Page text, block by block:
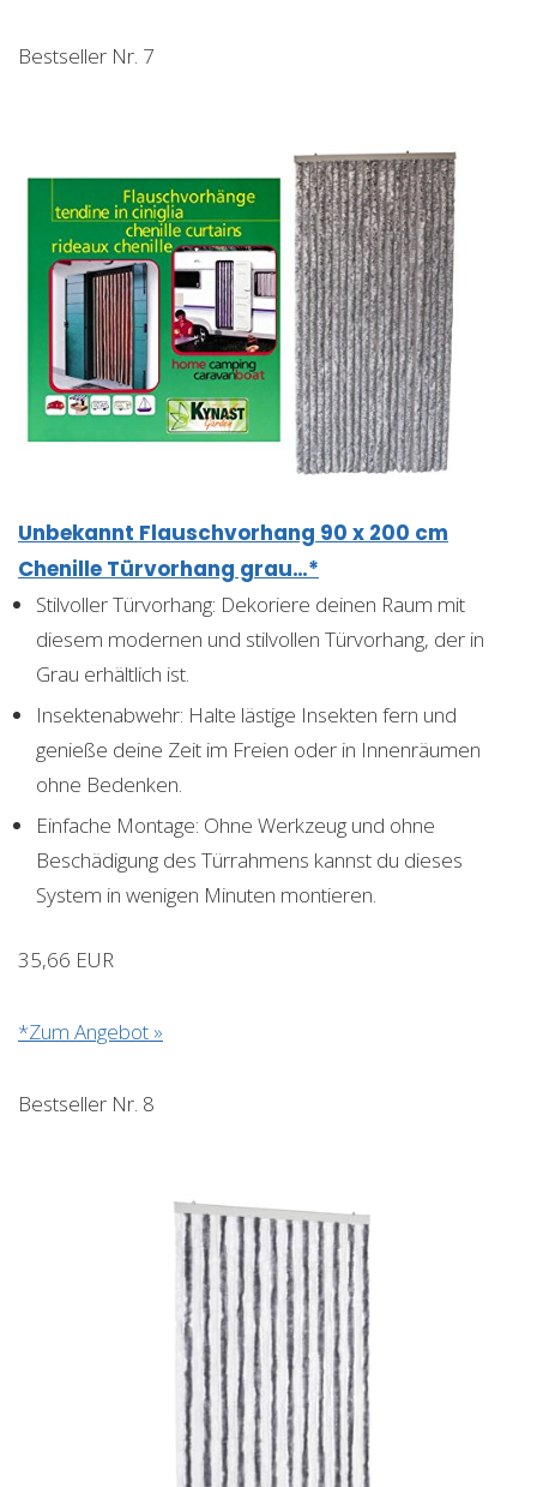
Bestseller Nr. 7
Unbekannt Flauschvorhang 90 x 200 cm
Chenille Türvorhang grau…*
Stilvoller Türvorhang: Dekoriere deinen Raum mit
diesem modernen und stilvollen Türvorhang, der in
Grau erhältlich ist.
Insektenabwehr: Halte lästige Insekten fern und
genieße deine Zeit im Freien oder in Innenräumen
ohne Bedenken.
Einfache Montage: Ohne Werkzeug und ohne
Beschädigung des Türrahmens kannst du dieses
System in wenigen Minuten montieren.
35,66 EUR
*Zum Angebot »
Bestseller Nr. 8